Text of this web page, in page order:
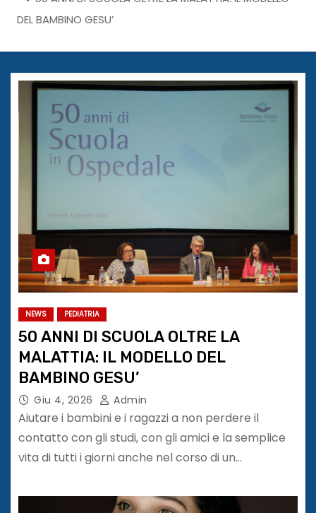
DEL BAMBINO GESU’
NEWS PEDIATRIA
50 ANNI DI SCUOLA OLTRE LA
MALATTIA: IL MODELLO DEL
BAMBINO GESU’
Giu 4, 2026 Admin
Aiutare i bambini e i ragazzi a non perdere il
contatto con gli studi, con gli amici e la semplice
vita di tutti i giorni anche nel corso di un…